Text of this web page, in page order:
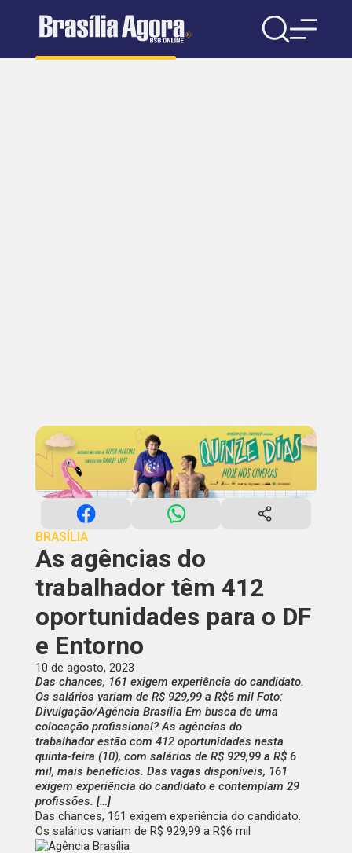
BRASÍLIA
As agências do
trabalhador têm 412
oportunidades para o DF
e Entorno
10 de agosto, 2023
Das chances, 161 exigem experiência do candidato.
Os salários variam de R$ 929,99 a R$6 mil Foto:
Divulgação/Agência Brasília Em busca de uma
colocação profissional? As agências do
trabalhador estão com 412 oportunidades nesta
quinta-feira (10), com salários de R$ 929,99 a R$ 6
mil, mais benefícios. Das vagas disponíveis, 161
exigem experiência do candidato e contemplam 29
profissões. […]
Das chances, 161 exigem experiência do candidato.
Os salários variam de R$ 929,99 a R$6 mil